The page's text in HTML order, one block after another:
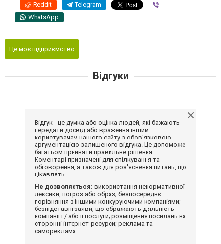
Reddit Telegram
WhatsApp
Це моє підприємство
Відгуки
Відгук - це думка або оцінка людей, які бажають
передати досвід або враження іншим
користувачам нашого сайту з обов'язковою
аргументацією залишеного відгука. Це допоможе
багатьом прийняти правильне рішення.
Коментарі призначені для спілкування та
обговорення, а також для роз'яснення питань, що
цікавлять.
Не дозволяється: використання ненормативної
лексики, погроз або образ; безпосереднє
порівняння з іншими конкуруючими компаніями;
безпідставні заяви, що ображають діяльність
компанії і / або її послуги; розміщення посилань на
сторонні інтернет-ресурси; реклама та
самореклама.